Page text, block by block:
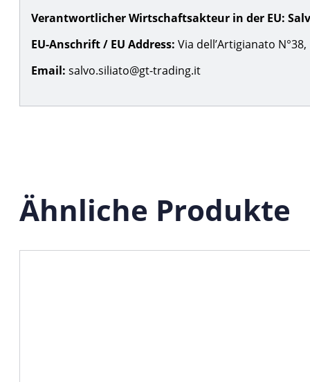
Verantwortlicher Wirtschaftsakteur in der EU:
EU-Anschrift / EU Address: Via dell’Artigianato
Email: salvo.siliato@gt-trading.it
Ähnliche Produkte